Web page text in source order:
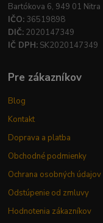
Bartókova 6, 949 01 Nitra
IČO: 36519898
DIČ: 2020147349
IČ DPH: SK2020147349
Pre zákazníkov
Blog
Kontakt
Doprava a platba
Obchodné podmienky
Ochrana osobných údajov
Odstúpenie od zmluvy
Hodnotenia zákazníkov